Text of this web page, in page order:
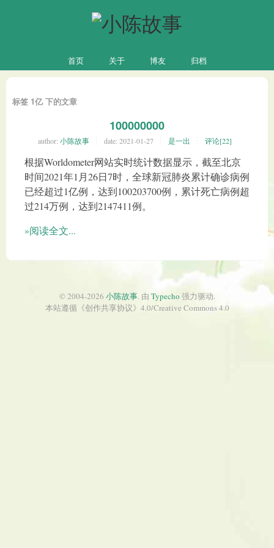
首页 关于 博友 归档
标签 1亿 下的文章
100000000
author: 小陈故事 date: 2021-01-27 是一出 评论[22]
根据Worldometer网站实时统计数据显示，截至北京
时间2021年1月26日7时，全球新冠肺炎累计确诊病例
已经超过1亿例，达到100203700例，累计死亡病例超
过214万例，达到2147411例。
»阅读全文...
© 2004-2026 小陈故事. 由 Typecho 强力驱动.
本站遵循《创作共享协议》4.0/Creative Commons 4.0